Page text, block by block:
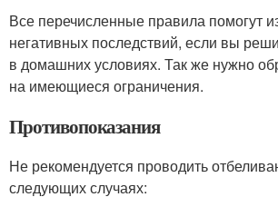
Все перечисленные правила помогут
негативных последствий, если вы
в домашних условиях. Так же нужно
на имеющиеся ограничения.
Противопоказания
Не рекомендуется проводить
следующих случаях: